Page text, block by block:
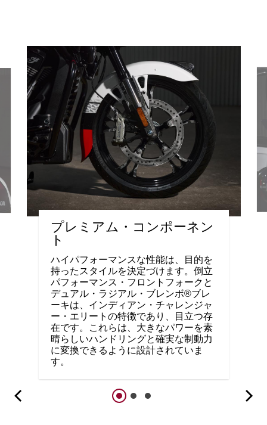
プレミアム・コンポーネン
ト
ハイパフォーマンスな性能は、目的を
持ったスタイルを決定づけます。倒立
パフォーマンス・フロントフォークと
デュアル・ラジアル・ブレンボ®ブレ
ーキは、インディアン・チャレンジャ
ー・エリートの特徴であり、目立つ存
在です。これらは、大きなパワーを素
晴らしいハンドリングと確実な制動力
に変換できるように設計されていま
す。